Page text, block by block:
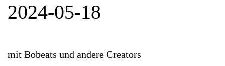
2024-05-18
mit Bobeats und andere Creators